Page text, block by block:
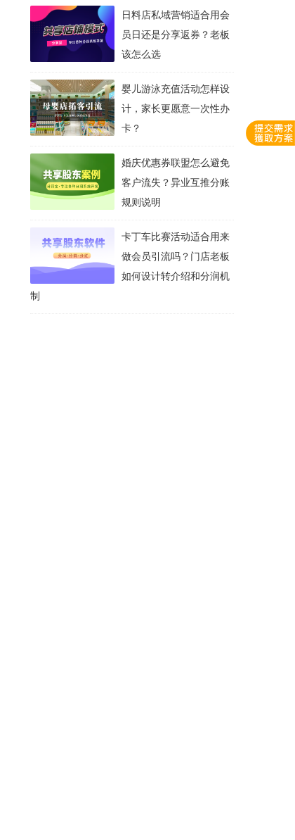
日料店私域营销适合用会
员日还是分享返券？老板
该怎么选
婴儿游泳充值活动怎样设
计，家长更愿意一次性办
卡？
婚庆优惠券联盟怎么避免
客户流失？异业互推分账
规则说明
卡丁车比赛活动适合用来
做会员引流吗？门店老板
如何设计转介绍和分润机
制